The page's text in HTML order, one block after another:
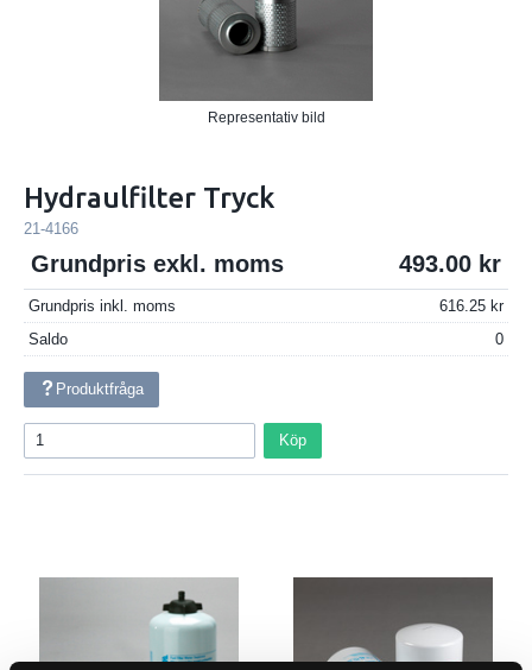
Representativ bild
Hydraulfilter Tryck
21-4166
Grundpris exkl. moms 493.00
Grundpris inkl. moms
616.25
Saldo
0
Produktfråga
Köp